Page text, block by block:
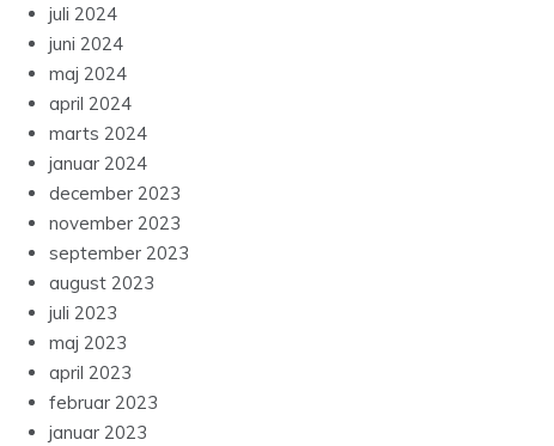
juli 2024
juni 2024
maj 2024
april 2024
marts 2024
januar 2024
december 2023
november 2023
september 2023
august 2023
juli 2023
maj 2023
april 2023
februar 2023
januar 2023